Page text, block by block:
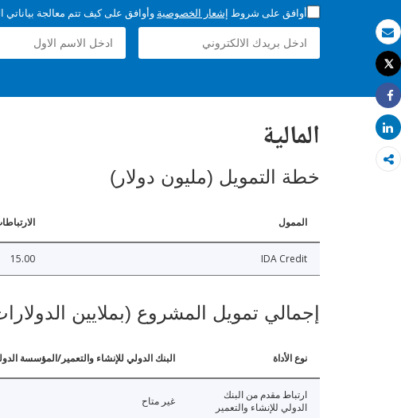
بريد الكتروني
طباعة
Tweet
Share
Share
أوافق على شروط إشعار الخصوصية وأوافق على كيف تتم معالجة بياناتي
المالية
خطة التمويل (مليون دولار)
الممول
IDA Credit
15.00
إجمالي تمويل المشروع (بملايين
نوع الأداة البنك الدولي للإنشاء والتعمير/المؤسسة
ارتباط مقدم من البنك
الدولي للإنشاء والتعمير
غير متاح